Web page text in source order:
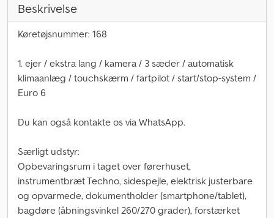
Beskrivelse
Køretøjsnummer: 168
1. ejer / ekstra lang / kamera / 3 sæder / automatisk
klimaanlæg / touchskærm / fartpilot / start/stop-system /
Euro 6
Du kan også kontakte os via WhatsApp.
Særligt udstyr:
Opbevaringsrum i taget over førerhuset,
instrumentbræt Techno, sidespejle, elektrisk justerbare
og opvarmede, dokumentholder (smartphone/tablet),
bagdøre (åbningsvinkel 260/270 grader), forstærket